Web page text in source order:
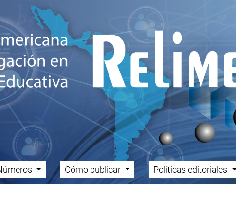
Cómo publicar Políticas editoriales